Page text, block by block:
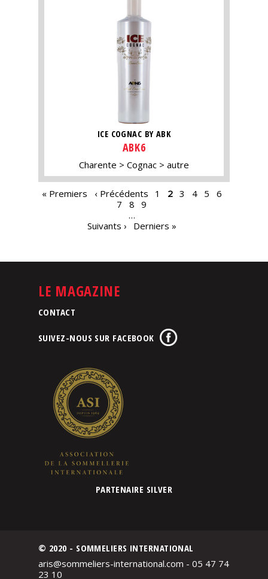
ICE COGNAC BY ABK
ABK6
Charente Cognac autre
PAGES
« Premiers ‹ Précédents 1 2 3 4 5
6
7
8
9
…
Suivants ›
Derniers »
LE MAGAZINE
CONTACT
SUIVEZ-NOUS SUR FACEBOOK
PARTENAIRE SILVER
© 2020 - SOMMELIERS INTERNATIONAL
aris@sommeliers-international.com - 05 47 74
23 10